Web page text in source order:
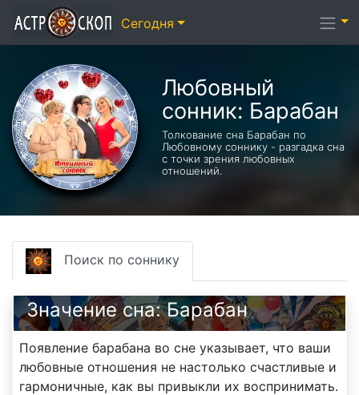
Любовный
сонник: Барабан
Толкование сна Барабан по
Любовному соннику - разгадка сна
с точки зрения любовных
отношений.
Поиск по соннику
Значение сна: Барабан
Появление барабана во сне указывает, что ваши
любовные отношения не настолько счастливые и
гармоничные, как вы привыкли их воспринимать.
Сегодня